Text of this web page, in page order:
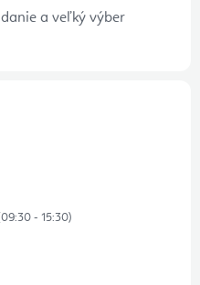
a veľký výber